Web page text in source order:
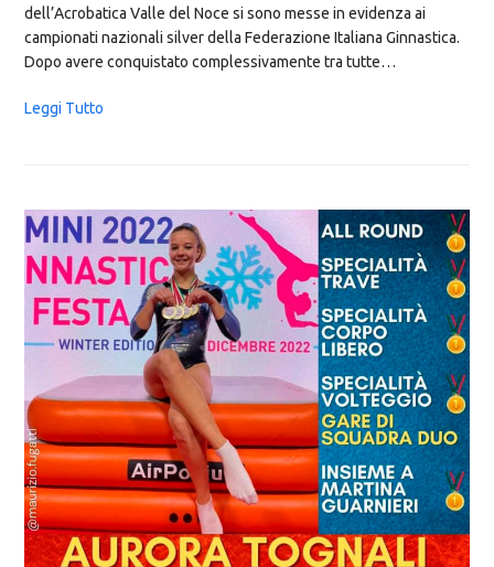
dell’Acrobatica Valle del Noce si sono messe in evidenza ai
campionati nazionali silver della Federazione Italiana Ginnastica.
Dopo avere conquistato complessivamente tra tutte…
Leggi Tutto